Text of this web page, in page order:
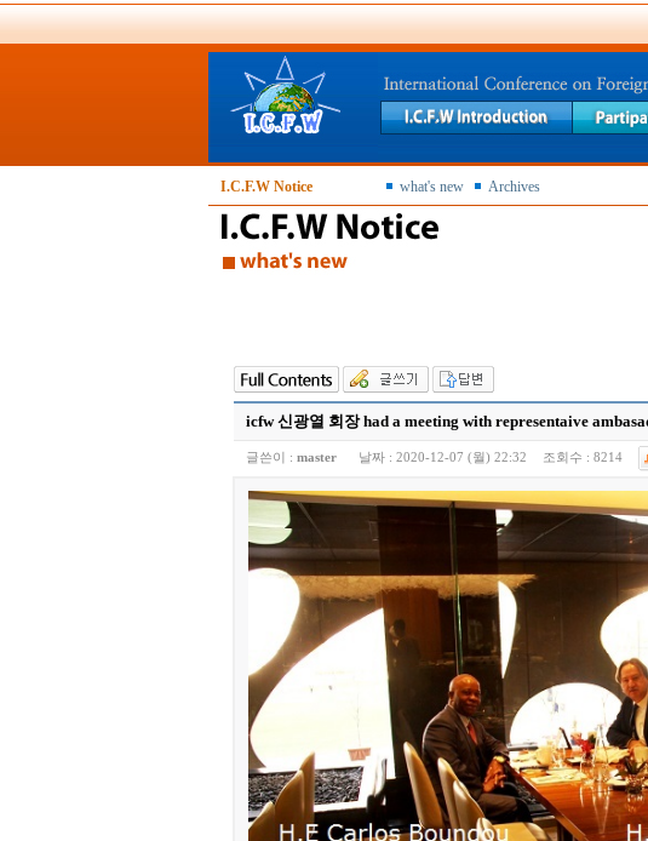
I.C.F.W Notice what's new Archives
icfw 신광열 회장 had a meeting with representaive
글쓴이 : master 날짜 : 2020-12-07 (월) 22:32 조회수 : 8214